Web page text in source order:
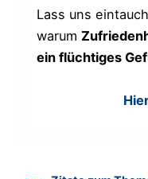
Lass uns
warum
ein flüchtiges